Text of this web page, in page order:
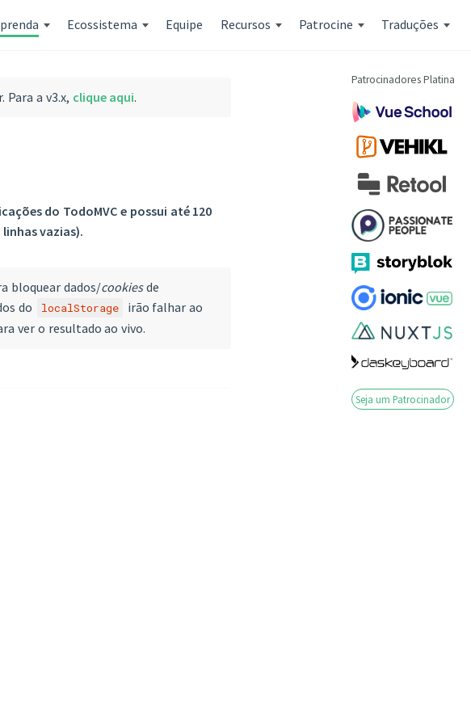
Ecossistema Equipe Recursos Patrocine Traduções
Patrocinadores Platina
Seja um Patrocinador
Para a v3.x, clique aqui.
do TodoMVC e possui até 120
vazias).
bloquear dados/cookiesde
do
localStorage
irão falhar ao
ver o resultado ao vivo.